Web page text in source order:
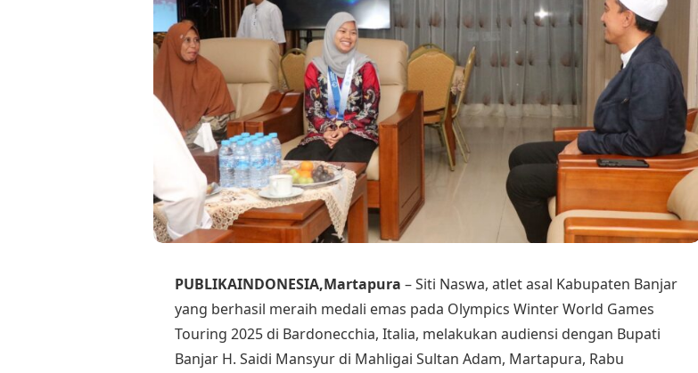
PUBLIKAINDONESIA,Martapura – Siti Naswa, atlet asal Kabupaten Banjar
yang berhasil meraih medali emas pada Olympics Winter World Games
Touring 2025 di Bardonecchia, Italia, melakukan audiensi dengan Bupati
Banjar H. Saidi Mansyur di Mahligai Sultan Adam, Martapura, Rabu